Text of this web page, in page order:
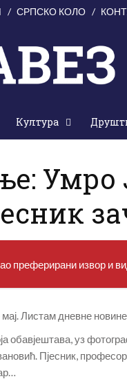
СРПСКО КОЛО
Култура
прегледа Недеља, 19.
преферирани извор и
мај. Листам дневне
обавјештава, уз
Пјесник,